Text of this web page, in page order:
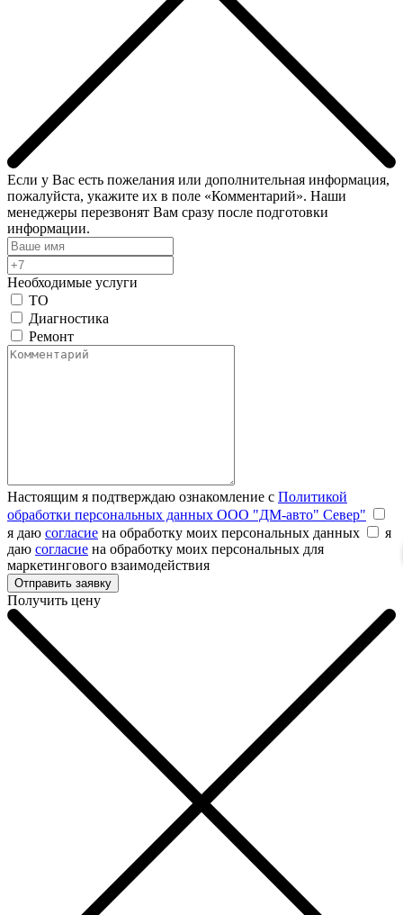
Если у Вас есть пожелания или дополнительная информация,
пожалуйста, укажите их в поле «Комментарий». Наши
менеджеры перезвонят Вам сразу после подготовки
информации.
Необходимые услуги
ТО
Диагностика
Ремонт
Настоящим я подтверждаю ознакомление с Политикой
обработки персональных данных ООО "ДМ-авто" Север"
я даю согласие на обработку моих персональных данных
я
даю согласие на обработку моих персональных для
маркетингового взаимодействия
Получить цену